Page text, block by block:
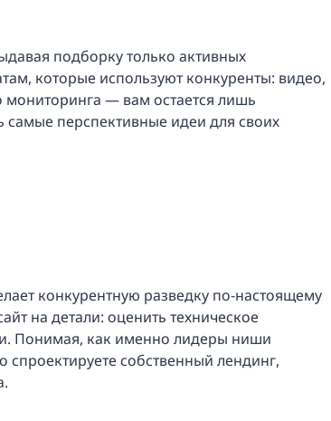
подборку только активных
которые используют конкуренты: видео,
мониторинга — вам остается лишь
самые перспективные идеи для своих
конкурентную разведку по-настоящему
на детали: оценить техническое
Понимая, как именно лидеры ниши
собственный лендинг,